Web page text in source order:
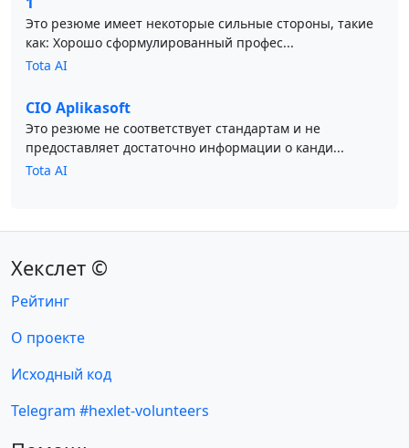
Это резюме имеет некоторые сильные стороны, такие
как: Хорошо сформулированный профес...
Tota AI
CIO Aplikasoft
Это резюме не соответствует стандартам и не
предоставляет достаточно информации о канди...
Tota AI
Хекслет ©
Рейтинг
О проекте
Исходный код
Telegram #hexlet-volunteers